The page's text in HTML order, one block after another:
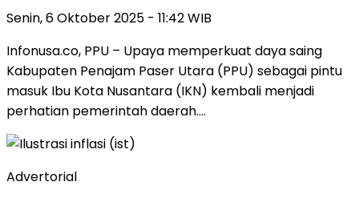
Senin, 6 Oktober 2025 - 11:42 WIB
Infonusa.co, PPU – Upaya memperkuat daya saing
Kabupaten Penajam Paser Utara (PPU) sebagai pintu
masuk Ibu Kota Nusantara (IKN) kembali menjadi
perhatian pemerintah daerah….
Advertorial